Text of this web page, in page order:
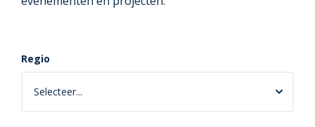
Regio